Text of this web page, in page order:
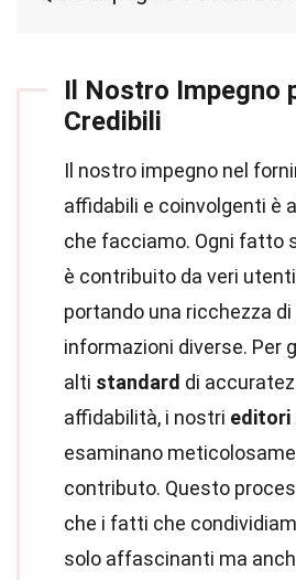
Il Nostro Impegno
Credibili
Il nostro impegno nel
affidabili e coinvolgenti è
che facciamo. Ogni fatto
è contribuito da veri
portando una ricchezza
informazioni diverse. Per
alti standard di
affidabilità, i nostri editori
esaminano
contributo. Questo
che i fatti che
solo affascinanti ma